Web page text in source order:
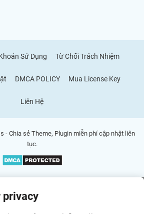
Sử Dụng Từ Chối Trách Nhiệm
DMCA POLICY Mua License Key
Liên Hệ
- Chia sẻ Theme, Plugin miễn phí cập nhật liên
tục.
privacy